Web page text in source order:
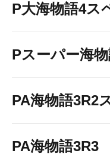
P大海物語4ス
Pスーパー海
PA海物語3R2
PA海物語3R3